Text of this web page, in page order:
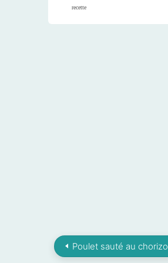
recette
Poulet sauté au chorizo